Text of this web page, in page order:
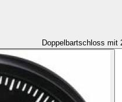
Doppelbartschloss mit